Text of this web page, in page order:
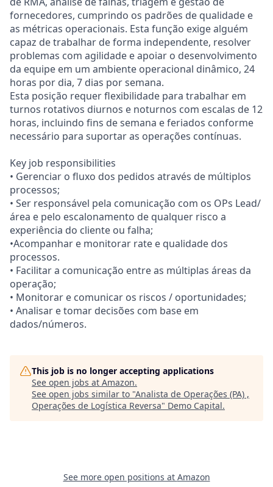
fornecedores, cumprindo os padrões de qualidade e
as métricas operacionais. Esta função exige alguém
capaz de trabalhar de forma independente, resolver
problemas com agilidade e apoiar o desenvolvimento
da equipe em um ambiente operacional dinâmico, 24
horas por dia, 7 dias por semana.
Esta posição requer flexibilidade para trabalhar em
turnos rotativos diurnos e noturnos com escalas de 12
horas, incluindo fins de semana e feriados conforme
necessário para suportar as operações contínuas.
Key job responsibilities
• Gerenciar o fluxo dos pedidos através de múltiplos
processos;
• Ser responsável pela comunicação com os OPs Lead/
área e pelo escalonamento de qualquer risco a
experiência do cliente ou falha;
•Acompanhar e monitorar rate e qualidade dos
processos.
• Facilitar a comunicação entre as múltiplas áreas da
operação;
• Monitorar e comunicar os riscos / oportunidades;
• Analisar e tomar decisões com base em
dados/números.
This job is no longer accepting applications
See open jobs at Amazon.
See open jobs similar to "Analista de Operações (PA) ,
Operações de Logística Reversa" Demo Capital.
See more open positions at Amazon